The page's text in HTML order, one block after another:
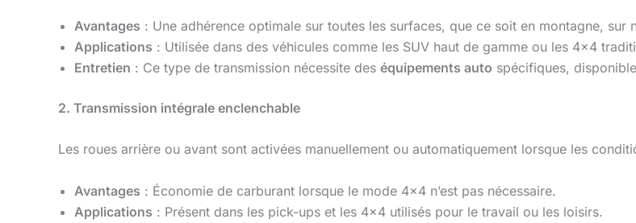
Avantages : Une adhérence optimale sur toutes les surfaces, que ce soit en montagne, sur
Applications : Utilisée dans des véhicules comme les SUV haut de gamme ou les 4×4
Entretien : Ce type de transmission nécessite des équipements auto spécifiques,
2. Transmission intégrale enclenchable
Les roues arrière ou avant sont activées manuellement ou automatiquement lorsque les
Avantages : Économie de carburant lorsque le mode 4×4 n’est pas nécessaire.
Applications : Présent dans les pick-ups et les 4×4 utilisés pour le travail ou les loisirs.